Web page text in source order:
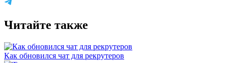
Читайте также
Как обновился чат для рекрутеров